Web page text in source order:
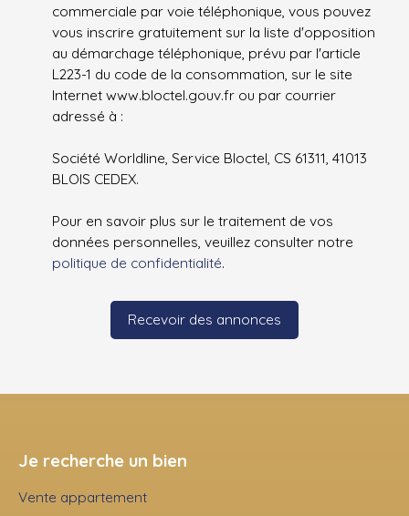
commerciale par voie téléphonique, vous pouvez
vous inscrire gratuitement sur la liste d'opposition
au démarchage téléphonique, prévu par l'article
L223-1 du code de la consommation, sur le site
Internet www.bloctel.gouv.fr ou par courrier
adressé à :
Société Worldline, Service Bloctel, CS 61311, 41013
BLOIS CEDEX.
Pour en savoir plus sur le traitement de vos
données personnelles, veuillez consulter notre
politique de confidentialité.
Recevoir des annonces
Je recherche un bien
Vente appartement